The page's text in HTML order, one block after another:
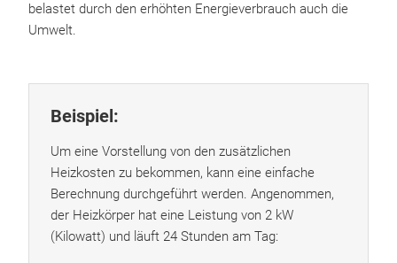
belastet durch den erhöhten Energieverbrauch auch die
Umwelt.
Beispiel:
Um eine Vorstellung von den zusätzlichen
Heizkosten zu bekommen, kann eine einfache
Berechnung durchgeführt werden. Angenommen,
der Heizkörper hat eine Leistung von 2 kW
(Kilowatt) und läuft 24 Stunden am Tag: